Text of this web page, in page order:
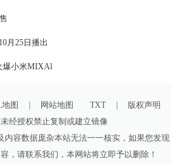
月25日播出
爆小米MIXAl
图 网站地图 TXT
版权声明
经授权禁止复制或建立镜像
内容数据庞杂本站无法一一核实，如果您发现
，请联系我们，本网站将立即予以删除！